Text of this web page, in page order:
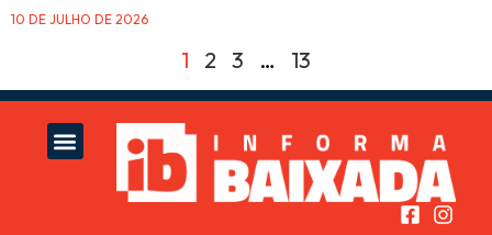
10 DE JULHO DE 2026
1 2 3 … 13